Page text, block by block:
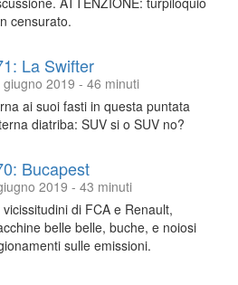
censurato.
La Swifter
giugno 2019 - 46 minuti
ai suoi fasti in questa puntata
diatriba: SUV si o SUV no?
Bucapest
2019 - 43 minuti
vicissitudini di FCA e Renault,
belle belle, buche, e noiosi
sulle emissioni.